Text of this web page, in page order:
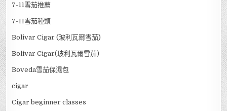
7-11雪茄推薦
7-11雪茄種類
Bolivar Cigar (玻利瓦爾雪茄)
Bolivar Cigar(玻利瓦爾雪茄)
Boveda雪茄保濕包
cigar
Cigar beginner classes